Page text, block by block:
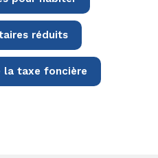
réduits
la taxe foncière